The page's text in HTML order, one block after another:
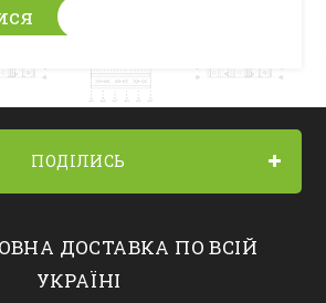
ПОДІЛИСЬ
ДОСТАВКА ПО ВСІЙ
УКРАЇНІ